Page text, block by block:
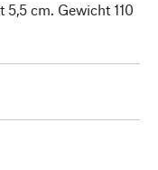
cm. Gewicht 110